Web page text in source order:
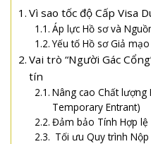
Vì sao tốc độ Cấp Visa
Áp lực Hồ sơ và
Yếu tố Hồ sơ Giả
Vai trò “Người Gác
tín
Nâng cao Chất lượng
Temporary Entrant)
Đảm bảo Tính Hợp lệ
Tối ưu Quy trình